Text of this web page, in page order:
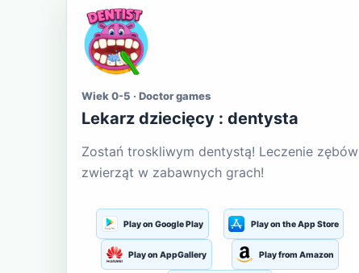
Wiek 0-5 · Doctor games
Lekarz dziecięcy : dentysta
Zostań troskliwym dentystą! Leczenie zębów
zwierząt w zabawnych grach!
Play on Google Play Play on the App Store
Play on AppGallery Play from Amazon